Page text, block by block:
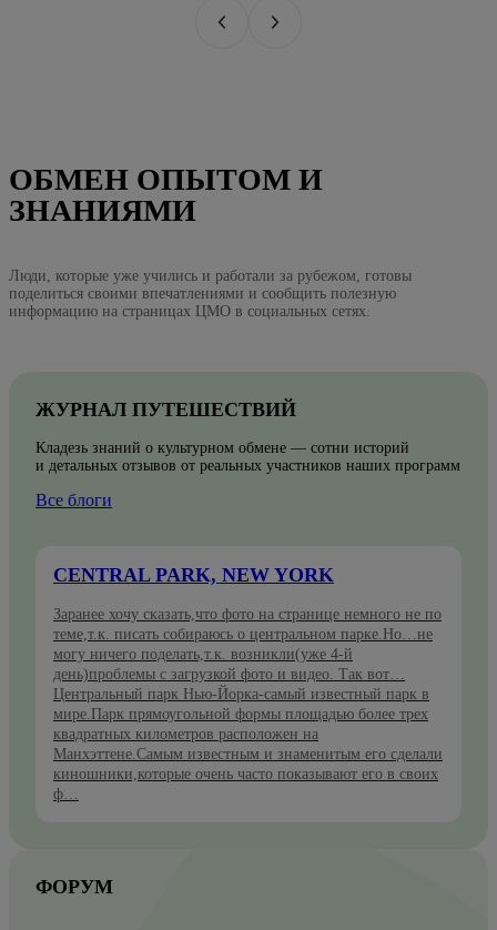
ОБМЕН ОПЫТОМ И
ЗНАНИЯМИ
Люди, которые уже учились и работали за рубежом, готовы
поделиться своими впечатлениями и сообщить полезную
информацию на страницах ЦМО в социальных сетях.
ЖУРНАЛ ПУТЕШЕСТВИЙ
Кладезь знаний о культурном обмене — сотни историй
и детальных отзывов от реальных участников наших программ
Все блоги
CENTRAL PARK, NEW YORK
Заранее хочу сказать,что фото на странице немного не по
теме,т.к. писать собираюсь о центральном парке.Но…не
могу ничего поделать,т.к. возникли(уже 4-й
день)проблемы с загрузкой фото и видео. Так вот…
Центральный парк Нью-Йорка-самый известный парк в
мире.Парк прямоугольной формы площадью более трех
квадратных километров расположен на
Манхэттене.Самым известным и знаменитым его сделали
киношники,которые очень часто показывают его в своих
ф…
ФОРУМ